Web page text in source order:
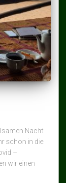
Nacht
schon in die
–
wir einen